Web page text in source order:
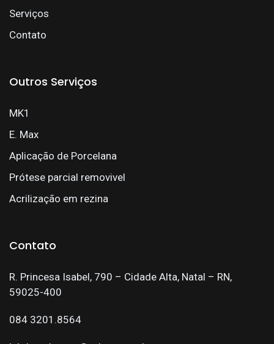
Serviços
Contato
Outros Serviços
MK1
E. Max
Aplicação de Porcelana
Prótese parcial removivel
Acrilização em rezina
Contato
R. Princesa Isabel, 790 – Cidade Alta, Natal – RN,
59025-400
084 3201.8564